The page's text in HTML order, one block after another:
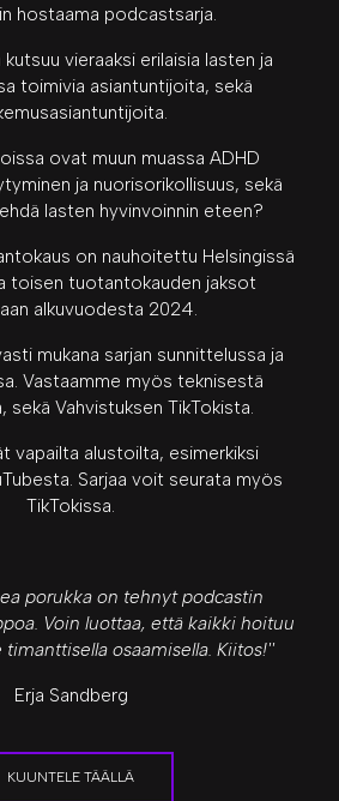
hostaama podcastsarja.
kutsuu vieraaksi erilaisia lasten ja
toimivia asiantuntijoita, sekä
ovat muun muassa ADHD
ja nuorisorikollisuus, sekä
lasten hyvinvoinnin eteen?
on nauhoitettu Helsingissä
toisen tuotantokauden jaksot
alkuvuodesta 2024.
mukana sarjan sunnittelussa ja
Vastaamme myös teknisestä
Vahvistuksen TikTokista.
vapailta alustoilta, esimerkiksi
Sarjaa voit seurata myös
TikTokissa.
porukka on tehnyt podcastin
Voin luottaa, että kaikki hoituu
osaamisella. Kiitos!''
Erja Sandberg
KUUNTELE TÄÄLLÄ